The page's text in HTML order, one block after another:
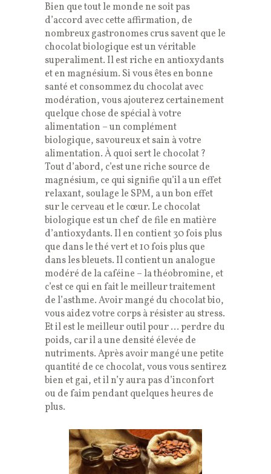
Bien que tout le monde ne soit pas
d’accord avec cette affirmation, de
nombreux gastronomes crus savent que le
chocolat biologique est un véritable
superaliment. Il est riche en antioxydants
et en magnésium. Si vous êtes en bonne
santé et consommez du chocolat avec
modération, vous ajouterez certainement
quelque chose de spécial à votre
alimentation – un complément
biologique, savoureux et sain à votre
alimentation. À quoi sert le chocolat ?
Tout d’abord, c’est une riche source de
magnésium, ce qui signifie qu’il a un effet
relaxant, soulage le SPM, a un bon effet
sur le cerveau et le cœur. Le chocolat
biologique est un chef de file en matière
d’antioxydants. Il en contient 30 fois plus
que dans le thé vert et 10 fois plus que
dans les bleuets. Il contient un analogue
modéré de la caféine – la théobromine, et
c’est ce qui en fait le meilleur traitement
de l’asthme. Avoir mangé du chocolat bio,
vous aidez votre corps à résister au stress.
Et il est le meilleur outil pour … perdre du
poids, car il a une densité élevée de
nutriments. Après avoir mangé une petite
quantité de ce chocolat, vous vous sentirez
bien et gai, et il n’y aura pas d’inconfort
ou de faim pendant quelques heures de
plus.